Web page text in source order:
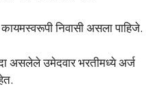
कायमस्वरूपी निवासी असला पाहिजे.
असलेले उमेदवार भरतीमध्ये अर्ज